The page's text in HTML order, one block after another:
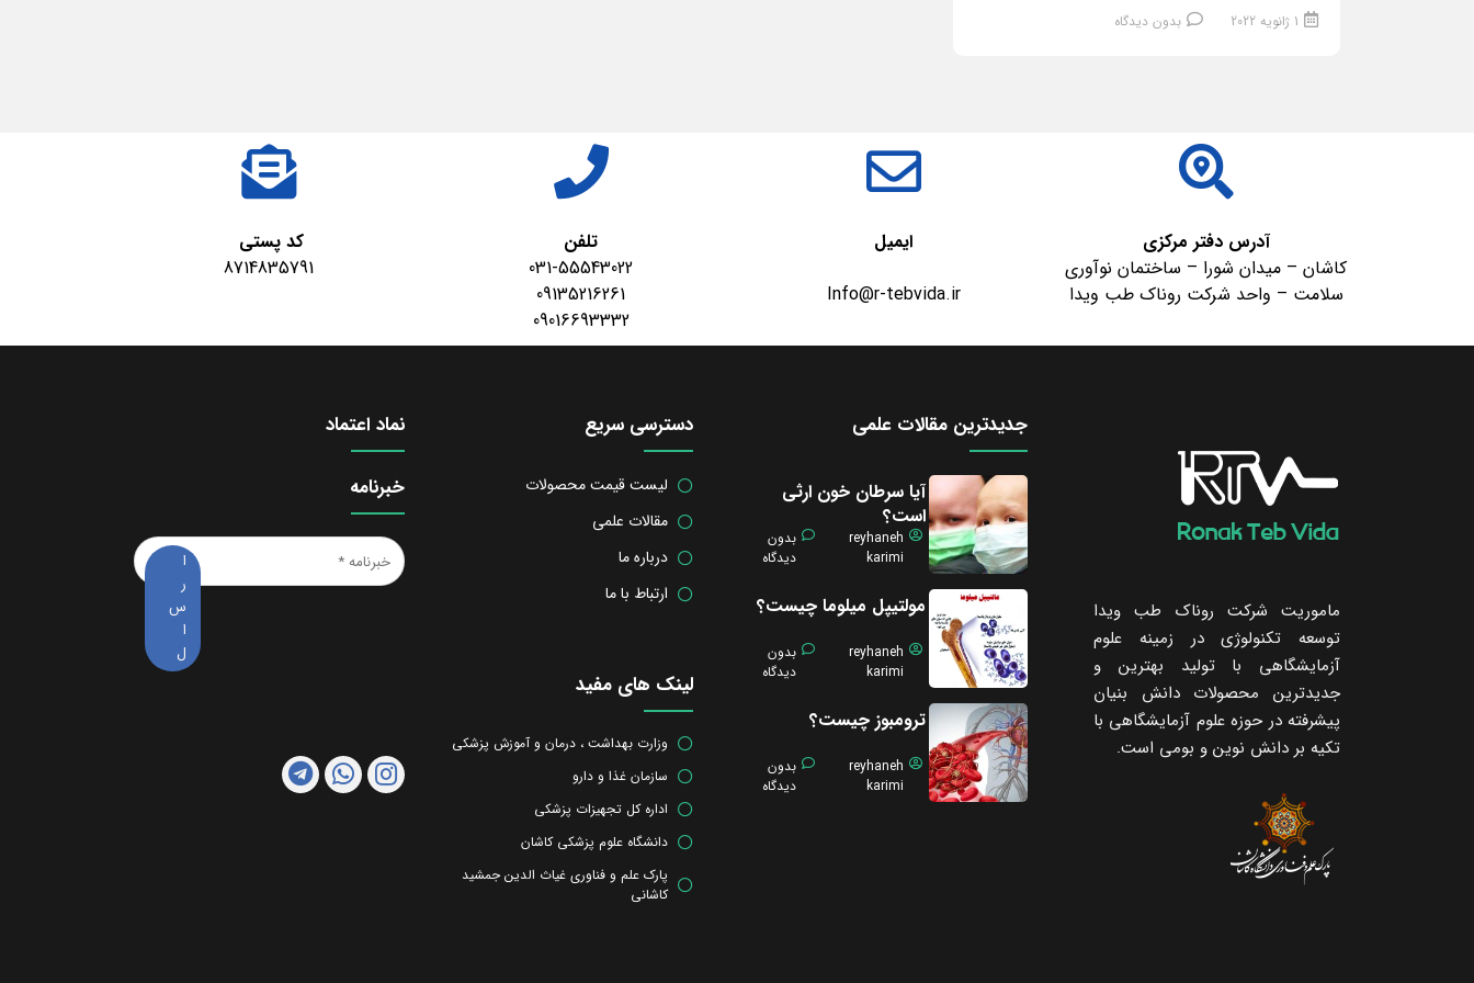
1 ژانویه 2022 بدون دیدگاه
آدرس دفتر مرکزی
کاشان – میدان شورا – ساختمان نوآوری
سلامت – واحد شرکت روناک طب ویدا
ایمیل
Info@r-tebvida.ir
تلفن
031-55543022
09135216261
09016693332
کد پستی
8714835791
ماموریت شرکت روناک طب ویدا
توسعه تکنولوژی در زمینه علوم
آزمایشگاهی با تولید بهترین و
جدیدترین محصولات دانش بنیان
پیشرفته در حوزه علوم آزمایشگاهی با
تکیه ‌بر دانش نوین و بومی است.
جدیدترین مقالات علمی
آیا سرطان خون ارثی
است؟
reyhaneh
karimi
بدون
دیدگاه
مولتیپل میلوما چیست؟
reyhaneh
karimi
بدون
دیدگاه
ترومبوز چیست؟
reyhaneh
karimi
بدون
دیدگاه
دسترسی سریع
لیست قیمت محصولات
مقالات علمی
درباره ما
ارتباط با ما
لینک های مفید
وزارت بهداشت ، درمان و آموزش پزشکی
سازمان غذا و دارو
اداره کل تجهیزات پزشکی
دانشگاه علوم پزشکی کاشان
پارک علم و فناوری غیاث الدین جمشید
کاشانی
نماد اعتماد
خبرنامه
خبرنامه
*